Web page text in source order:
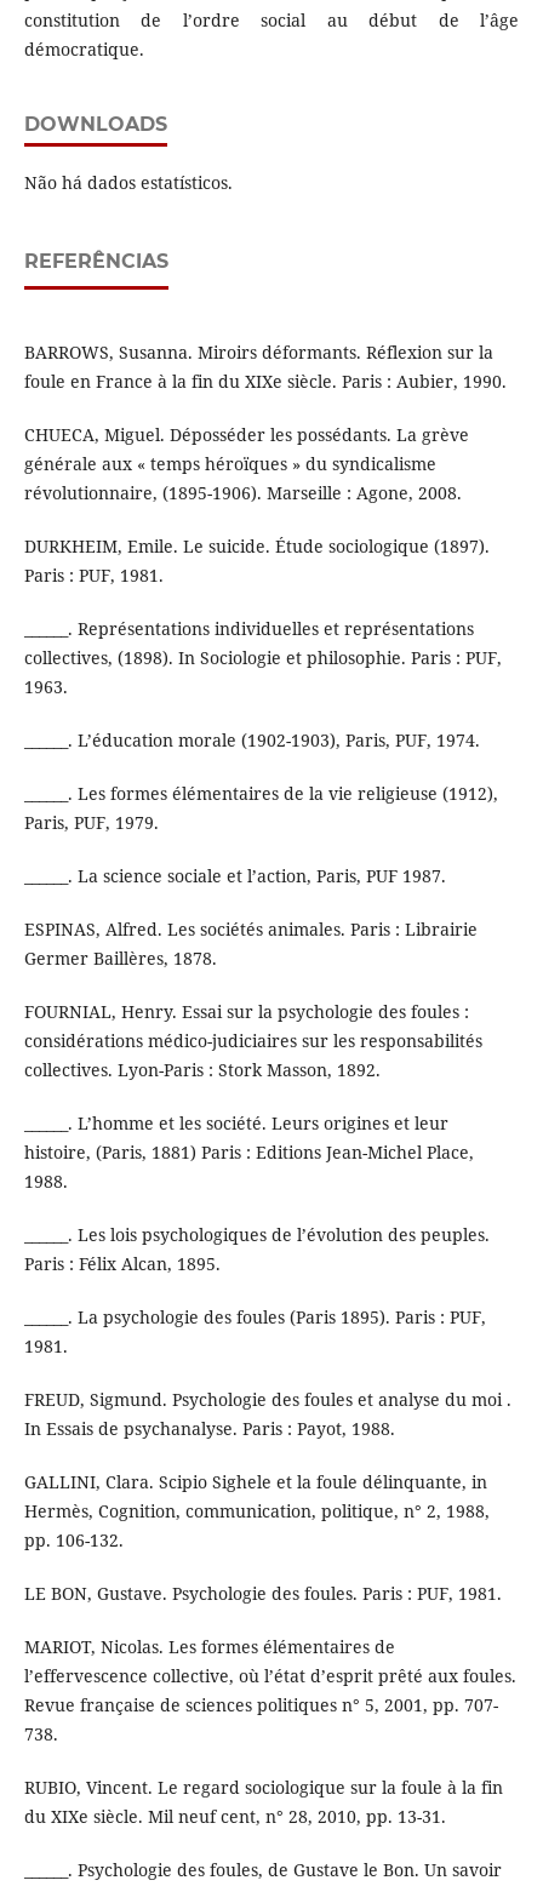
constitution de l’ordre social au début de l’âge
démocratique.
DOWNLOADS
Não há dados estatísticos.
REFERÊNCIAS
BARROWS, Susanna. Miroirs déformants. Réflexion sur la
foule en France à la fin du XIXe siècle. Paris : Aubier, 1990.
CHUECA, Miguel. Déposséder les possédants. La grève
générale aux « temps héroïques » du syndicalisme
révolutionnaire, (1895-1906). Marseille : Agone, 2008.
DURKHEIM, Emile. Le suicide. Étude sociologique (1897).
Paris : PUF, 1981.
______. Représentations individuelles et représentations
collectives, (1898). In Sociologie et philosophie. Paris : PUF,
1963.
______. L’éducation morale (1902-1903), Paris, PUF, 1974.
______. Les formes élémentaires de la vie religieuse (1912),
Paris, PUF, 1979.
______. La science sociale et l’action, Paris, PUF 1987.
ESPINAS, Alfred. Les sociétés animales. Paris : Librairie
Germer Baillères, 1878.
FOURNIAL, Henry. Essai sur la psychologie des foules :
considérations médico-judiciaires sur les responsabilités
collectives. Lyon-Paris : Stork Masson, 1892.
______. L’homme et les société. Leurs origines et leur
histoire, (Paris, 1881) Paris : Editions Jean-Michel Place,
1988.
______. Les lois psychologiques de l’évolution des peuples.
Paris : Félix Alcan, 1895.
______. La psychologie des foules (Paris 1895). Paris : PUF,
1981.
FREUD, Sigmund. Psychologie des foules et analyse du moi .
In Essais de psychanalyse. Paris : Payot, 1988.
GALLINI, Clara. Scipio Sighele et la foule délinquante, in
Hermès, Cognition, communication, politique, n° 2, 1988,
pp. 106-132.
LE BON, Gustave. Psychologie des foules. Paris : PUF, 1981.
MARIOT, Nicolas. Les formes élémentaires de
l’effervescence collective, où l’état d’esprit prêté aux foules.
Revue française de sciences politiques n° 5, 2001, pp. 707-
738.
RUBIO, Vincent. Le regard sociologique sur la foule à la fin
du XIXe siècle. Mil neuf cent, n° 28, 2010, pp. 13-31.
______. Psychologie des foules, de Gustave le Bon. Un savoir